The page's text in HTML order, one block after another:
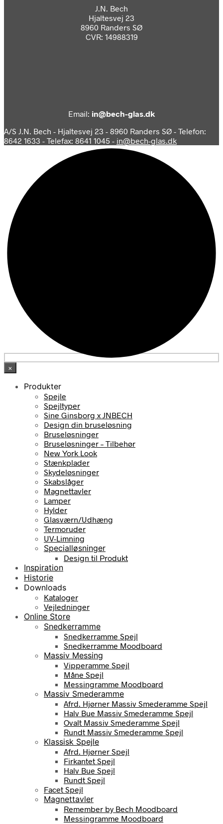
J.N. Bech
Hjaltesvej 23
8960 Randers SØ
CVR: 14988319
Email: in@bech-glas.dk
A/S J.N. Bech - Hjaltesvej 23 - 8960 Randers SØ - Telefon:
8642 1633 - Telefax: 8641 1045 - in@bech-glas.dk
×
Produkter
Spejle
Spejltyper
Sine Ginsborg x JNBECH
Design din bruseløsning
Bruseløsninger
Bruseløsninger – Tilbehør
New York Look
Stænkplader
Skydeløsninger
Skabslåger
Magnettavler
Lamper
Hylder
Glasværn/Udhæng
Termoruder
UV-Limning
Specialløsninger
Design til Produkt
Inspiration
Historie
Downloads
Kataloger
Vejledninger
Online Store
Snedkerramme
Snedkerramme Spejl
Snedkerramme Moodboard
Massiv Messing
Vipperamme Spejl
Måne Spejl
Messingramme Moodboard
Massiv Smederamme
Afrd. Hjørner Massiv Smederamme Spejl
Halv Bue Massiv Smederamme Spejl
Ovalt Massiv Smederamme Spejl
Rundt Massiv Smederamme Spejl
Klassisk Spejle
Afrd. Hjørner Spejl
Firkantet Spejl
Halv Bue Spejl
Rundt Spejl
Facet Spejl
Magnettavler
Remember by Bech Moodboard
Messingramme Moodboard